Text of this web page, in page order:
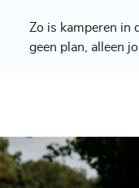
Zo is kamperen in
geen plan, alleen